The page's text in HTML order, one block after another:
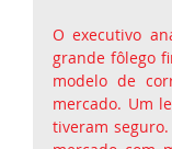
O executivo
grande fôlego
modelo de
mercado. Um
tiveram